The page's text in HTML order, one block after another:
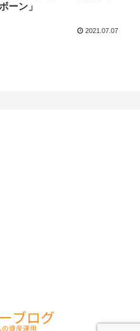
ーン」
2021.07.07